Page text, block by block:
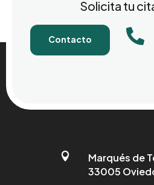
Solicita tu
Contacto 

Marqués de
33005